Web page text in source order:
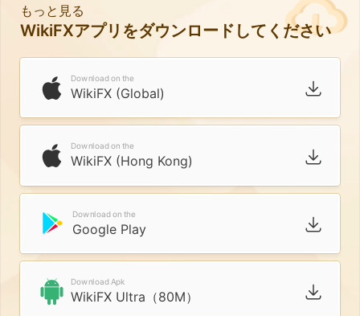
もっと見る
WikiFXアプリをダウンロードしてください
Download on the
WikiFX (Global)
Download on the
WikiFX (Hong Kong)
Download on the
Google Play
Download Apk
WikiFX Ultra（80M）